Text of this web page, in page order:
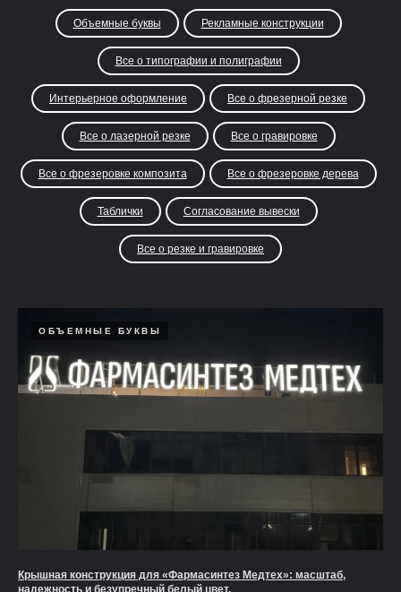
Объемные буквы Рекламные конструкции
Все о типографии и полиграфии
Интерьерное оформление Все о фрезерной резке
Все о лазерной резке Все о гравировке
Все о фрезеровке композита Все о фрезеровке дерева
Таблички Согласование вывески
Все о резке и гравировке
ОБЪЕМНЫЕ БУКВЫ
Крышная конструкция для «Фармасинтез Медтех»: масштаб,
надежность и безупречный белый цвет.